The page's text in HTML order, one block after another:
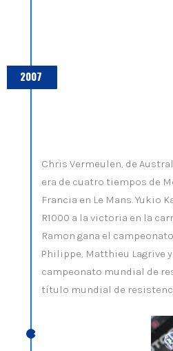
2007
Chris Vermeulen, de
era de cuatro tiempos de
Francia en Le Mans. Yukio
R1000 a la victoria en la
Ramon gana el
Philippe, Matthieu Lagrive
campeonato mundial de
título mundial de